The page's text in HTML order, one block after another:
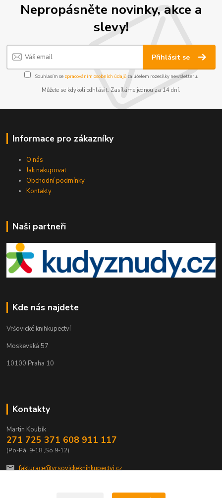
Nepropásněte novinky, akce a
slevy!
Přihlásit se
Souhlasím se zpracováním osobních údajůza účelem rozesílky newsletteru.
Můžete se kdykoli odhlásit. Zasíláme jednou za 14 dní.
Informace pro zákazníky
O nás
Jak nakupovat
Obchodní podmínky
Kontakty
Naši partneři
Kde nás najdete
Vršovické knihkupectví
Moskevská 57
10100 Praha 10
Kontakty
Martin Koubík
271 725 371 608 911 117
(Po-Pá, 9-18 ,So 9-12)
fakturace@vrsovickeknihkupectvi.cz